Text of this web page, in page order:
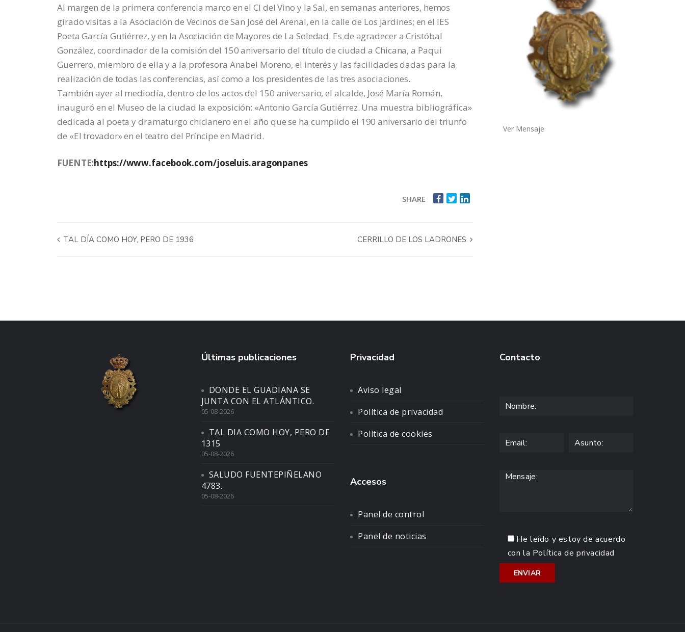
Al margen de la primera conferencia marco en el CI del Vino y la Sal, en semanas anteriores, hemos
girado visitas a la Asociación de Vecinos de San José del Arenal, en la calle de Los jardines; en el IES
Poeta García Gutiérrez, y en la Asociación de Mayores de La Soledad. Es de agradecer a Cristóbal
González, coordinador de la comisión del 150 aniversario del título de ciudad a Chicana, a Paqui
Guerrero, miembro de ella y a la profesora Anabel Moreno, el interés y las facilidades dadas para la
realización de todas las conferencias, así como a los presidentes de las tres asociaciones.
También ayer al mediodía, dentro de los actos del 150 aniversario, el alcalde, José María Román,
inauguró en el Museo de la ciudad la exposición: «Antonio García Gutiérrez. Una muestra bibliográfica»
dedicada al poeta y dramaturgo chiclanero en el año que se ha cumplido el 190 aniversario del triunfo
de «El trovador» en el teatro del Príncipe en Madrid.
FUENTE:https://www.facebook.com/joseluis.aragonpanes
SHARE
TAL DÍA COMO HOY, PERO DE 1936 CERRILLO DE LOS LADRONES
Ver Mensaje
Últimas publicaciones
DONDE EL GUADIANA SE
JUNTA CON EL ATLÁNTICO.
05-08-2026
TAL DIA COMO HOY, PERO DE
1315
05-08-2026
SALUDO FUENTEPIÑELANO
4783.
05-08-2026
Privacidad
Aviso legal
Política de privacidad
Política de cookies
Accesos
Panel de control
Panel de noticias
Contacto
He leído y estoy de acuerdo
con la Política de privacidad